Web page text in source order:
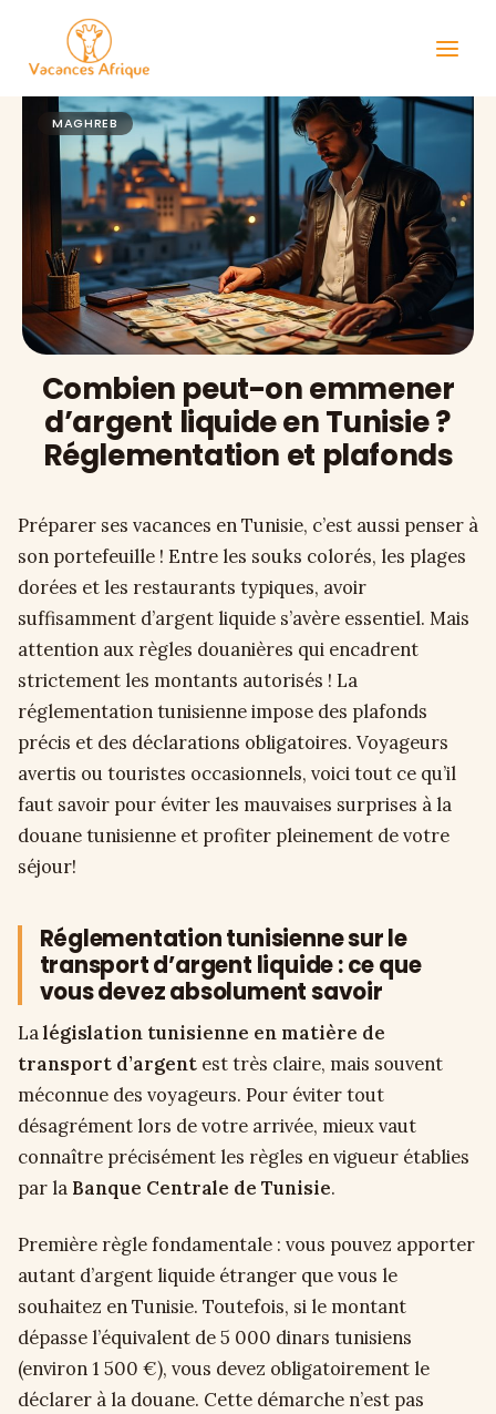
contenu
Combien peut-on emmener
d’argent liquide en Tunisie ?
Réglementation et plafonds
MAGHREB
Préparer ses vacances en Tunisie, c’est aussi penser à
son portefeuille ! Entre les souks colorés, les plages
dorées et les restaurants typiques, avoir
suffisamment d’argent liquide s’avère essentiel. Mais
attention aux règles douanières qui encadrent
strictement les montants autorisés ! La
réglementation tunisienne impose des plafonds
précis et des déclarations obligatoires. Voyageurs
avertis ou touristes occasionnels, voici tout ce qu’il
faut savoir pour éviter les mauvaises surprises à la
douane tunisienne et profiter pleinement de votre
séjour!
Réglementation tunisienne sur le
transport d’argent liquide : ce que
vous devez absolument savoir
Lalégislation tunisienne en matière de
transport d’argent est très claire, mais souvent
méconnue des voyageurs. Pour éviter tout
désagrément lors de votre arrivée, mieux vaut
connaître précisément les règles en vigueur établies
par la Banque Centrale de Tunisie.
Première règle fondamentale : vous pouvez apporter
autant d’argent liquide étranger que vous le
souhaitez en Tunisie. Toutefois, si le montant
dépasse l’équivalent de 5 000 dinars tunisiens
(environ 1 500 €), vous devez obligatoirement le
déclarer à la douane. Cette démarche n’est pas